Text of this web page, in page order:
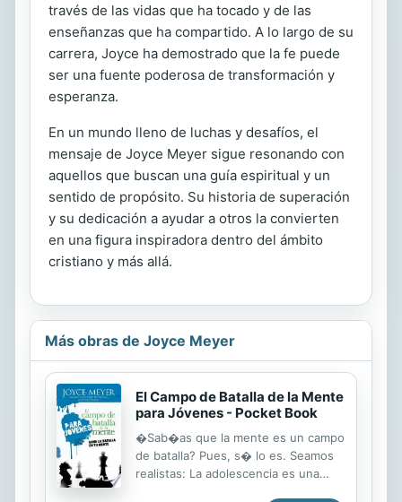
través de las vidas que ha tocado y de las
enseñanzas que ha compartido. A lo largo de su
carrera, Joyce ha demostrado que la fe puede
ser una fuente poderosa de transformación y
esperanza.
En un mundo lleno de luchas y desafíos, el
mensaje de Joyce Meyer sigue resonando con
aquellos que buscan una guía espiritual y un
sentido de propósito. Su historia de superación
y su dedicación a ayudar a otros la convierten
en una figura inspiradora dentro del ámbito
cristiano y más allá.
Más obras de Joyce Meyer
El Campo de Batalla de la Mente
para Jóvenes - Pocket Book
�Sab�as que la mente es un campo
de batalla? Pues, s� lo es. Seamos
realistas: La adolescencia es una